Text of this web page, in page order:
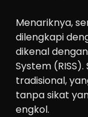
Menariknya,
dilengkapi
dikenal
System
tradisional,
tanpa sikat
engkol.